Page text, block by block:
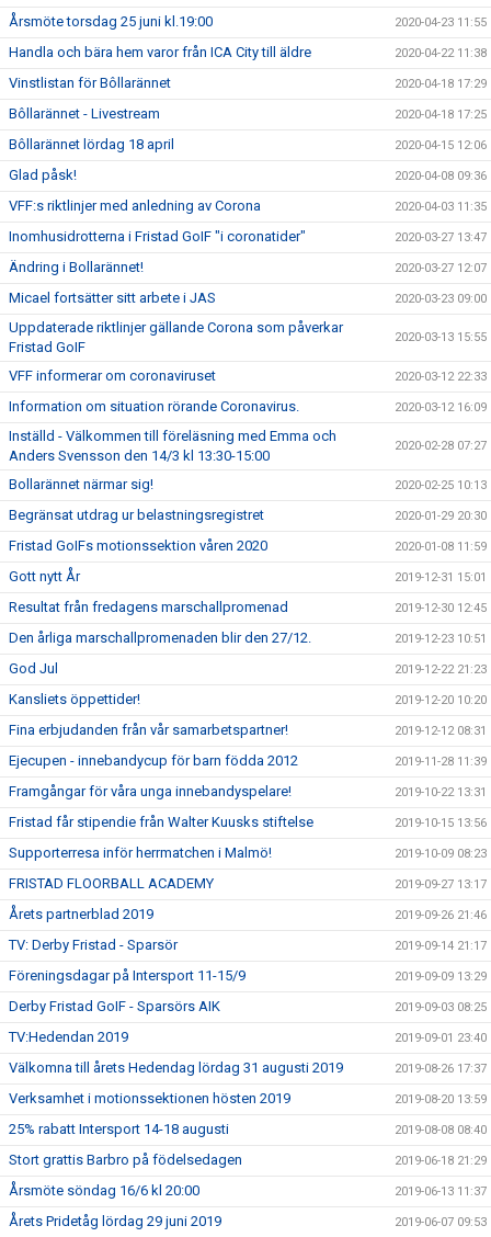
Årsmöte torsdag 25 juni kl.19:00 2020-04-23 11:55
Handla och bära hem varor från ICA City till äldre 2020-04-22 11:38
Vinstlistan för Bôllarännet 2020-04-18 17:29
Bôllarännet - Livestream 2020-04-18 17:25
Bôllarännet lördag 18 april 2020-04-15 12:06
Glad påsk! 2020-04-08 09:36
VFF:s riktlinjer med anledning av Corona 2020-04-03 11:35
Inomhusidrotterna i Fristad GoIF "i coronatider" 2020-03-27 13:47
Ändring i Bollarännet! 2020-03-27 12:07
Micael fortsätter sitt arbete i JAS 2020-03-23 09:00
Uppdaterade riktlinjer gällande Corona som påverkar
Fristad GoIF
2020-03-13 15:55
VFF informerar om coronaviruset 2020-03-12 22:33
Information om situation rörande Coronavirus. 2020-03-12 16:09
Inställd - Välkommen till föreläsning med Emma och
Anders Svensson den 14/3 kl 13:30-15:00
2020-02-28 07:27
Bollarännet närmar sig! 2020-02-25 10:13
Begränsat utdrag ur belastningsregistret 2020-01-29 20:30
Fristad GoIFs motionssektion våren 2020 2020-01-08 11:59
Gott nytt År 2019-12-31 15:01
Resultat från fredagens marschallpromenad 2019-12-30 12:45
Den årliga marschallpromenaden blir den 27/12. 2019-12-23 10:51
God Jul 2019-12-22 21:23
Kansliets öppettider! 2019-12-20 10:20
Fina erbjudanden från vår samarbetspartner! 2019-12-12 08:31
Ejecupen - innebandycup för barn födda 2012 2019-11-28 11:39
Framgångar för våra unga innebandyspelare! 2019-10-22 13:31
Fristad får stipendie från Walter Kuusks stiftelse 2019-10-15 13:56
Supporterresa inför herrmatchen i Malmö! 2019-10-09 08:23
FRISTAD FLOORBALL ACADEMY 2019-09-27 13:17
Årets partnerblad 2019 2019-09-26 21:46
TV: Derby Fristad - Sparsör 2019-09-14 21:17
Föreningsdagar på Intersport 11-15/9 2019-09-09 13:29
Derby Fristad GoIF - Sparsörs AIK 2019-09-03 08:25
TV:Hedendan 2019 2019-09-01 23:40
Välkomna till årets Hedendag lördag 31 augusti 2019 2019-08-26 17:37
Verksamhet i motionssektionen hösten 2019 2019-08-20 13:59
25% rabatt Intersport 14-18 augusti 2019-08-08 08:40
Stort grattis Barbro på födelsedagen 2019-06-18 21:29
Årsmöte söndag 16/6 kl 20:00 2019-06-13 11:37
Årets Pridetåg lördag 29 juni 2019 2019-06-07 09:53